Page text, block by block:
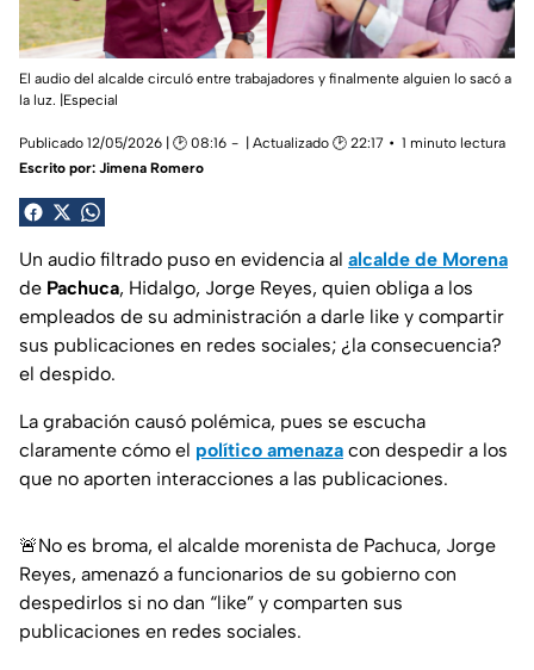
El audio del alcalde circuló entre trabajadores y finalmente alguien lo sacó a
la luz. |Especial
Publicado 12/05/2026 | 🕑 08:16 | Actualizado 🕑 22:17
1 minuto lectura
Escrito por: Jimena Romero
Un audio filtrado puso en evidencia al alcalde de Morena
de Pachuca, Hidalgo, Jorge Reyes, quien obliga a los
empleados de su administración a darle like y compartir
sus publicaciones en redes sociales; ¿la consecuencia?
el despido.
La grabación causó polémica, pues se escucha
claramente cómo el político amenaza con despedir a los
que no aporten interacciones a las publicaciones.
🚨No es broma, el alcalde morenista de Pachuca, Jorge
Reyes, amenazó a funcionarios de su gobierno con
despedirlos si no dan “like” y comparten sus
publicaciones en redes sociales.